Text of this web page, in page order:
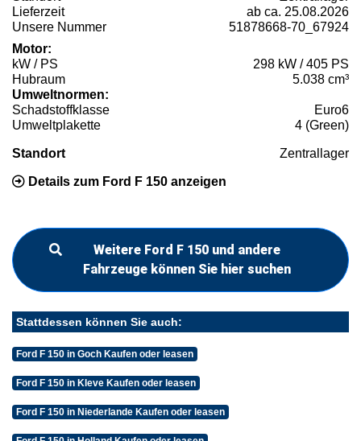
Lieferzeit
ab ca. 25.08.2026
Unsere Nummer
51878668-70_67924
Motor:
kW / PS
298 kW / 405 PS
Hubraum
5.038 cm³
Umweltnormen:
Schadstoffklasse
Euro6
Umweltplakette
4 (Green)
Standort Zentrallager
Details zum Ford F 150 anzeigen
Weitere Ford F 150 und andere
Fahrzeuge können Sie hier suchen
Stattdessen können Sie auch:
Ford F 150 in Goch Kaufen oder leasen
Ford F 150 in Kleve Kaufen oder leasen
Ford F 150 in Niederlande Kaufen oder leasen